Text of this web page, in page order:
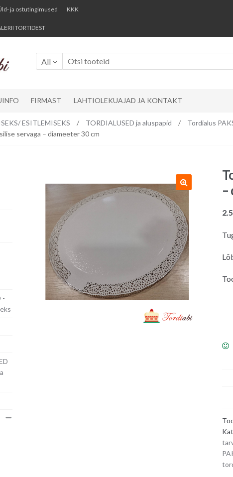
ja ostutingimused KKK
TORTIDEST
All
FIRMAST LAHTIOLEKUAJAD JA KONTAKT
ESITLEMISEKS / TORDIALUSED ja aluspapid / Tordialus
servaga – diameeter 30 cm
–
-
30
-